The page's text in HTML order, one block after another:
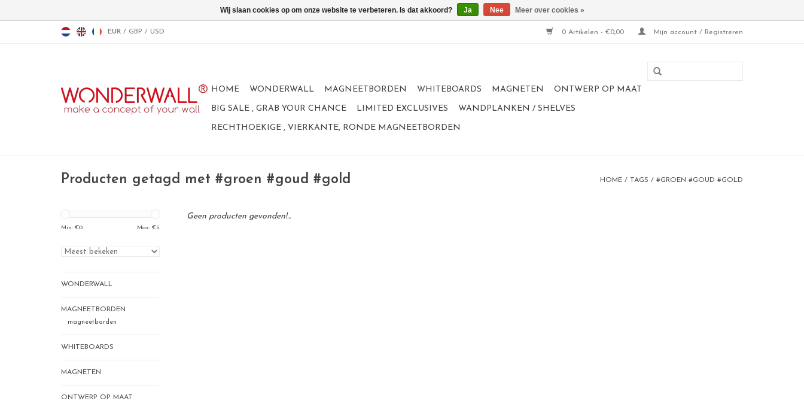
EUR / GBP / USD 0 Artikelen - €0,00 Mijn account / Registreren
HOME WONDERWALL MAGNEETBORDEN WHITEBOARDS MAGNETEN ONTWERP OP MAAT
BIG SALE , GRAB YOUR CHANCE LIMITED EXCLUSIVES WANDPLANKEN / SHELVES
RECHTHOEKIGE , VIERKANTE, RONDE MAGNEETBORDEN
Producten getagd met #groen #goud #gold HOME / TAGS / #GROEN #GOUD #GOLD
Min: €0 Max: €5
WONDERWALL
MAGNEETBORDEN
magneetborden
WHITEBOARDS
MAGNETEN
ONTWERP OP MAAT
Geen producten gevonden!...
Wij slaan cookies op om onze website te verbeteren. Is dat akkoord? Ja Nee Meer over cookies »